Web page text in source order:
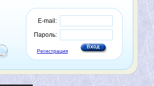
E-mail:
Пароль:
Регистрация